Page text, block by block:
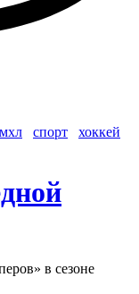
мхл спорт хоккей
в сезоне